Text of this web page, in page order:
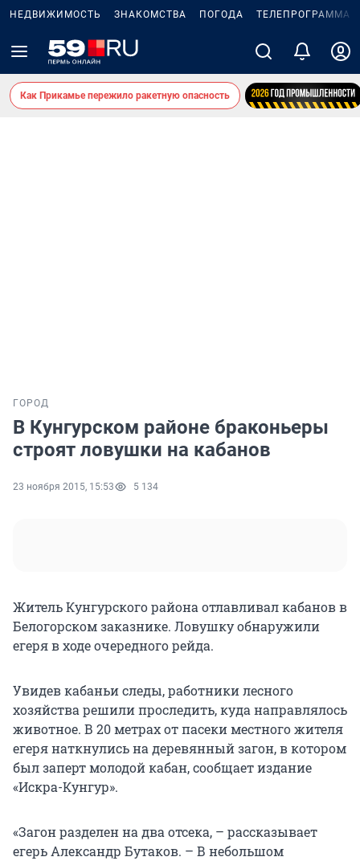
НЕДВИЖИМОСТЬ ЗНАКОМСТВА ПОГОДА ТЕЛЕПРОГРАММА
Как Прикамье пережило ракетную опасность
ГОРОД
В Кунгурском районе браконьеры
строят ловушки на кабанов
23 ноября 2015, 15:53 5 134
Житель Кунгурского района отлавливал кабанов в
Белогорском заказнике. Ловушку обнаружили
егеря в ходе очередного рейда.
Увидев кабаньи следы, работники лесного
хозяйства решили проследить, куда направлялось
животное. В 20 метрах от пасеки местного жителя
егеря наткнулись на деревянный загон, в котором
был заперт молодой кабан, сообщает издание
«Искра-Кунгур».
«Загон разделен на два отсека, – рассказывает
егерь Александр Бутаков. – В небольшом